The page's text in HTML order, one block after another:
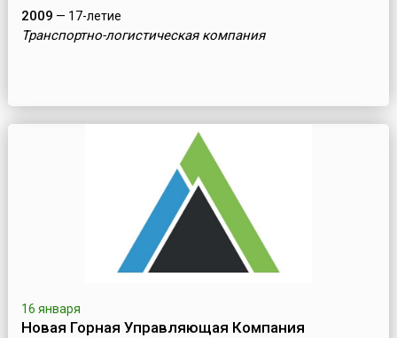
2009 — 17-летие
Транспортно-логистическая компания
16 января
Новая Горная Управляющая Компания